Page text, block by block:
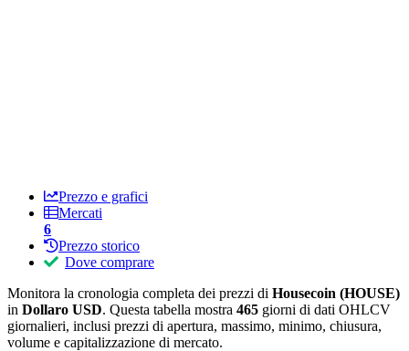
Prezzo e grafici
Mercati
6
Prezzo storico
Dove comprare
Monitora la cronologia completa dei prezzi di Housecoin (HOUSE)
in Dollaro USD. Questa tabella mostra 465 giorni di dati OHLCV
giornalieri, inclusi prezzi di apertura, massimo, minimo, chiusura,
volume e capitalizzazione di mercato.